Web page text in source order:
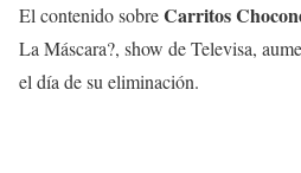
El contenido sobreCarritos
La Máscara?, show de Televisa,
el día de su eliminación.